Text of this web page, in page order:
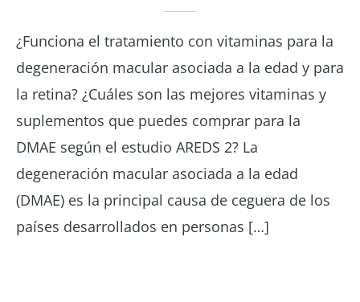
¿Funciona el tratamiento con vitaminas para la
degeneración macular asociada a la edad y para
la retina? ¿Cuáles son las mejores vitaminas y
suplementos que puedes comprar para la
DMAE según el estudio AREDS 2? La
degeneración macular asociada a la edad
(DMAE) es la principal causa de ceguera de los
países desarrollados en personas […]